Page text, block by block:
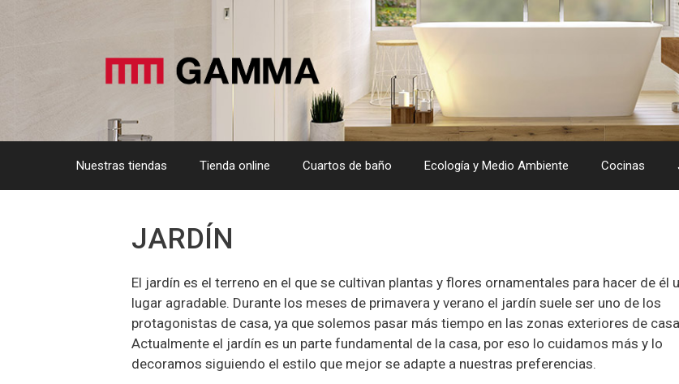
Nuestras tiendas Tienda online Cuartos de baño Ecología y Medio Ambiente Cocinas
JARDÍN
El jardín es el terreno en el que se cultivan plantas y flores ornamentales para hacer de él
lugar agradable. Durante los meses de primavera y verano el jardín suele ser uno de los
protagonistas de casa, ya que solemos pasar más tiempo en las zonas exteriores de
Actualmente el jardín es un parte fundamental de la casa, por eso lo cuidamos más y lo
decoramos siguiendo el estilo que mejor se adapte a nuestras preferencias.